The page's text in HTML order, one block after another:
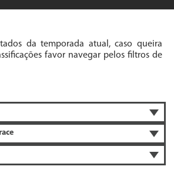
da temporada atual, caso queira
favor navegar pelos filtros de